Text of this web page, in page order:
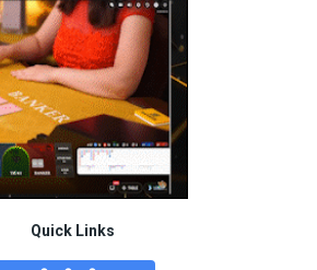
Quick Links